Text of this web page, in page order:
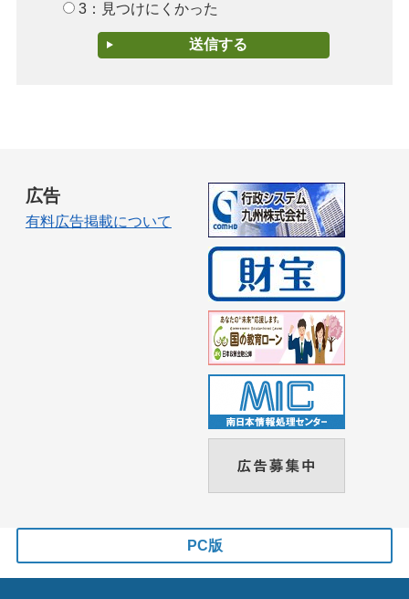
3：見つけにくかった
広告
有料広告掲載について
PC版